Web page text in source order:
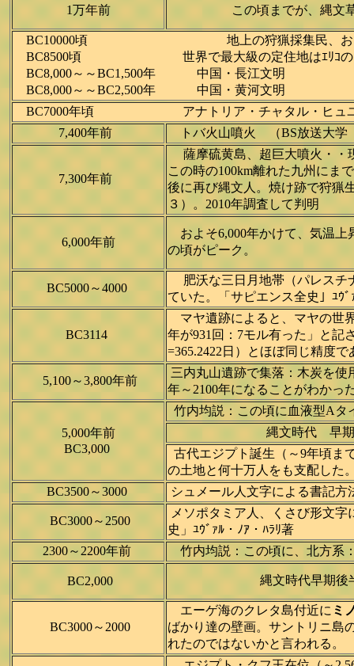
1万年前 この頃までが、縄文
BC10000頃 地上の狩猟採集民、およそ500万
BC8500頃 世界で最大級の定住地はｴﾘｺのような
BC8,000～～BC1,500年 中国・長江文明
BC8,000～～BC2,500年 中国・黄河文明
BC7000年頃 アナトリア・チャタル・ヒュユクは、
7,400年前
トバ火山噴火 （BS放送大学
7,300年前
薩摩硫黄島、超巨大噴火・・
この時の100km離れた九州にま
後に再び縄文人。焼け跡で狩
３）。2010年調査して判明
6,000年前
およそ6,000年かけて、気温上
の頃がピーク。
BC5000～4000
肥沃な三日月地帯（パレスチ
ていた。「サピエンス全史」ﾕｳﾞ
BC3114
マヤ遺跡によると、マヤの世
年が931回：7モル有った」と記
=365.2422日）とほぼ同じ精度
5,100～3,800年前
三内丸山遺跡で集落：木炭を使
年～2100年になることがわかっ
5,000年前
BC3,000
竹内均説：この頃に血液型Aタ
縄文時代 早期
古代エジプト誕生（～9年頃ま
の土地と何十万人をも支配した
BC3500～3000
シュメール人文字による書記方
BC3000～2500
メソポタミア人、くさび形文
史」ﾕｳﾞｧﾙ・ﾉｱ・ﾊﾗﾘ著
2300～2200年前
竹内均説：この頃に、北方系
BC2,000 縄文時代早期後
BC3000～2000
エーゲ海のクレタ島付近に ミ
ばかり達の壁画。サントリニ島
れたのではないかと言われる。